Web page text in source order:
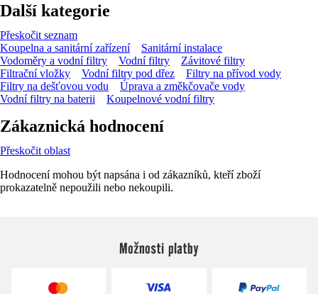
Další kategorie
Přeskočit seznam
Koupelna a sanitární zařízení
Sanitární instalace
Vodoměry a vodní filtry
Vodní filtry
Závitové filtry
Filtrační vložky
Vodní filtry pod dřez
Filtry na přívod vody
Filtry na dešťovou vodu
Úprava a změkčovače vody
Vodní filtry na baterii
Koupelnové vodní filtry
Zákaznická hodnocení
Přeskočit oblast
Hodnocení mohou být napsána i od zákazníků, kteří zboží
prokazatelně nepoužili nebo nekoupili.
Možnosti platby